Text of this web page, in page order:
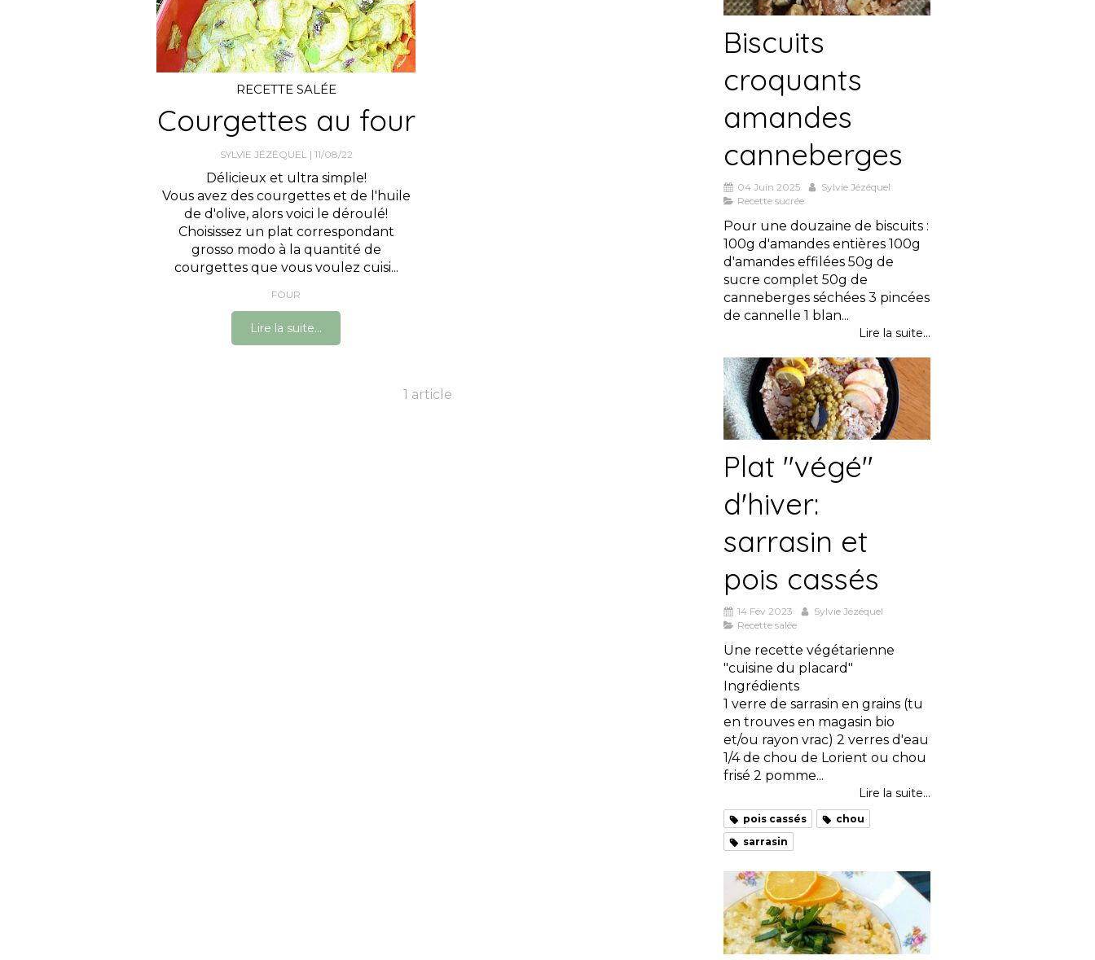
RECETTE SALÉE
Courgettes au four
SYLVIE JÉZÉQUEL 11/08/22
Délicieux et ultra simple!
Vous avez des courgettes et de l'huile
de d'olive, alors voici le déroulé!
Choisissez un plat correspondant
grosso modo à la quantité de
courgettes que vous voulez cuisi...
FOUR
Lire la suite...
1 article
Biscuits
croquants
amandes
canneberges
04 Juin 2025
Sylvie Jézéquel
Recette sucrée
Pour une douzaine de biscuits :
100g d'amandes entières 100g
d'amandes effilées 50g de
sucre complet 50g de
canneberges séchées 3 pincées
de cannelle 1 blan...
Lire la suite...
Plat "végé"
d'hiver:
sarrasin et
pois cassés
14 Fév 2023
Sylvie Jézéquel
Recette salée
Une recette végétarienne
"cuisine du placard"
Ingrédients
1 verre de sarrasin en grains (tu
en trouves en magasin bio
et/ou rayon vrac) 2 verres d'eau
1/4 de chou de Lorient ou chou
frisé 2 pomme...
Lire la suite...
pois cassés
chou
sarrasin